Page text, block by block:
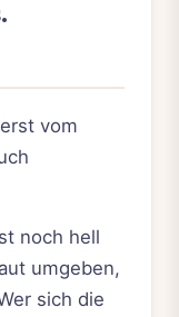
vom
noch hell
umgeben,
sich die